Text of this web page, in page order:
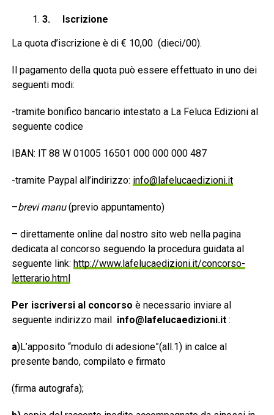
3. Iscrizione
La quota d’iscrizione è di € 10,00 (dieci/00).
Il pagamento della quota può essere effettuato in uno dei
seguenti modi:
-tramite bonifico bancario intestato a La Feluca Edizioni al
seguente codice
IBAN: IT 88 W 01005 16501 000 000 000 487
-tramite Paypal all’indirizzo: info@lafelucaedizioni.it
–brevi manu(previo appuntamento)
– direttamente online dal nostro sito web nella pagina
dedicata al concorso seguendo la procedura guidata al
seguente link: http://www.lafelucaedizioni.it/concorso-
letterario.html
Per iscriversi al concorso è necessario inviare al
seguente indirizzo mail info@lafelucaedizioni.it:
a)L’apposito “modulo di adesione”(all.1) in calce al
presente bando, compilato e firmato
(firma autografa);